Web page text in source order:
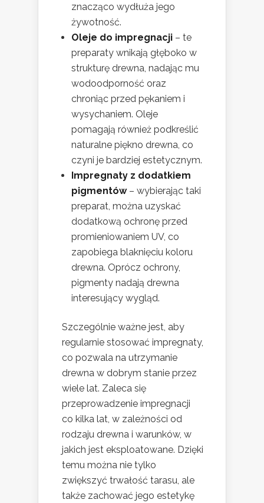
znacząco wydłuża jego
żywotność.
Oleje do impregnacji – te
preparaty wnikają głęboko w
strukturę drewna, nadając mu
wodoodporność oraz
chroniąc przed pękaniem i
wysychaniem. Oleje
pomagają również podkreślić
naturalne piękno drewna, co
czyni je bardziej estetycznym.
Impregnaty z dodatkiem
pigmentów– wybierając taki
preparat, można uzyskać
dodatkową ochronę przed
promieniowaniem UV, co
zapobiega blaknięciu koloru
drewna. Oprócz ochrony,
pigmenty nadają drewna
interesujący wygląd.
Szczególnie ważne jest, aby
regularnie stosować impregnaty,
co pozwala na utrzymanie
drewna w dobrym stanie przez
wiele lat. Zaleca się
przeprowadzenie impregnacji
co kilka lat, w zależności od
rodzaju drewna i warunków, w
jakich jest eksploatowane. Dzięki
temu można nie tylko
zwiększyć trwałość tarasu, ale
także zachować jego estetykę